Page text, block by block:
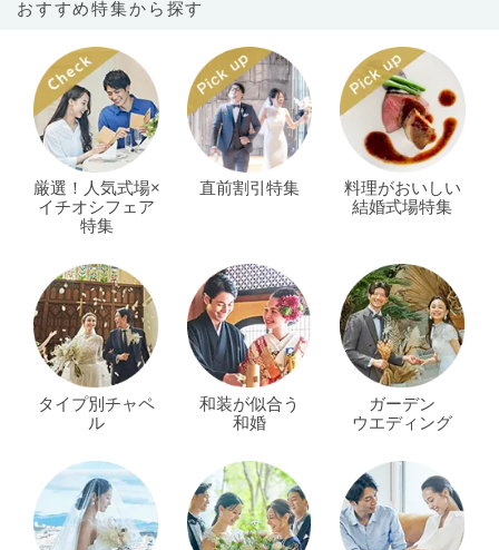
おすすめ特集から探す
厳選！人気式場×
イチオシフェア
特集
直前割引特集
料理がおいしい
結婚式場特集
タイプ別チャペ
ル
和装が似合う
和婚
ガーデン
ウエディング